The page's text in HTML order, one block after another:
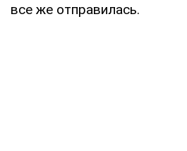
все же отправилась.